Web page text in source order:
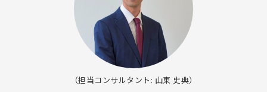
（担当コンサルタント: 山東 史典）